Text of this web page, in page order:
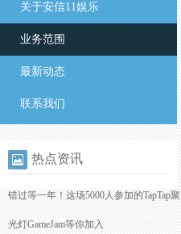
关于安信11娱乐
业务范围
最新动态
联系我们
热点资讯
错过等一年！这场5000人参加的TapTap聚
光灯GameJam等你加入